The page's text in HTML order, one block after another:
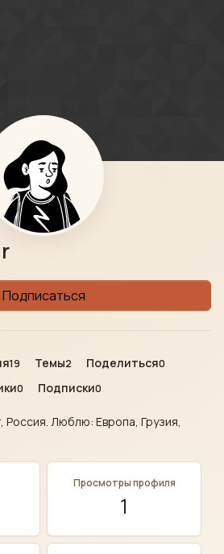
Подписаться
19 Темы2 Поделиться0
0 Подписки0
Россия. Люблю: Европа, Грузия,
Просмотры профиля
1